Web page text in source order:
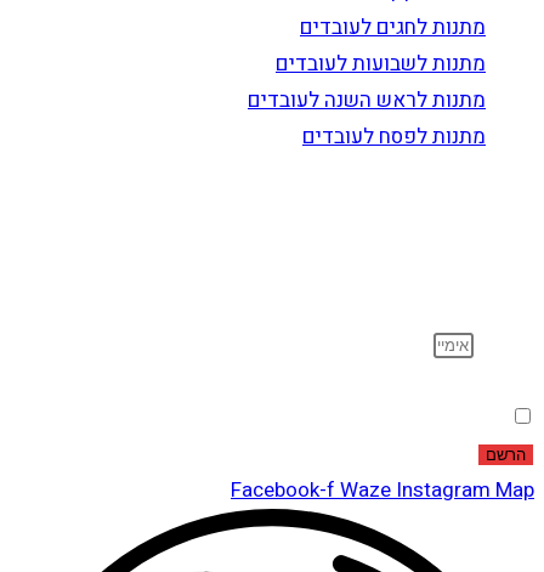
מתנות לחגים לעובדים
מתנות לשבועות לעובדים
מתנות לראש השנה לעובדים
מתנות לפסח לעובדים
הרשם
Facebook-fWazeInstagramMap